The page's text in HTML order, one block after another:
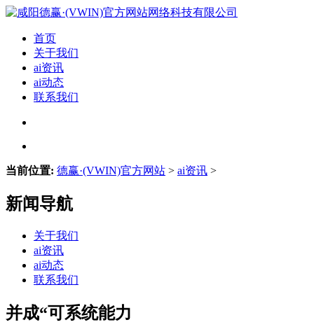
首页
关于我们
ai资讯
ai动态
联系我们
当前位置: 德赢·(VWIN)官方网站 > ai资讯 >
新闻导航
关于我们
ai资讯
ai动态
联系我们
并成“可系统能力